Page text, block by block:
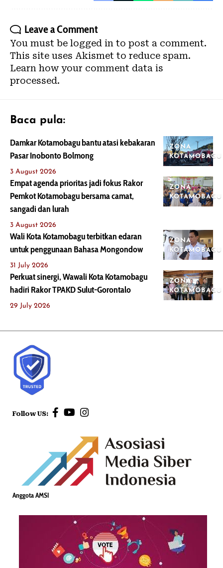
Leave a Comment
You must be logged in to post a comment.
This site uses Akismet to reduce spam.
Learn how your comment data is
processed.
Baca pula:
ZONA
KOTAMOBAGU
Damkar Kotamobagu bantu atasi kebakaran
Pasar Inobonto Bolmong
3 August 2026
ZONA
KOTAMOBAGU
Empat agenda prioritas jadi fokus Rakor
Pemkot Kotamobagu bersama camat,
sangadi dan lurah
3 August 2026
ZONA
KOTAMOBAGU
Wali Kota Kotamobagu terbitkan edaran
untuk penggunaan Bahasa Mongondow
31 July 2026
ZONA
KOTAMOBAGU
Perkuat sinergi, Wawali Kota Kotamobagu
hadiri Rakor TPAKD Sulut-Gorontalo
29 July 2026
Follow US:
Anggota AMSI